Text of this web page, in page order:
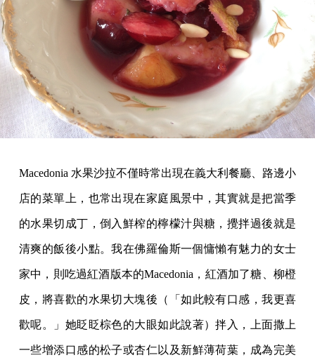
Macedonia 水果沙拉不僅時常出現在義大利餐廳、路邊小
店的菜單上，也常出現在家庭風景中，其實就是把當季
的水果切成丁，倒入鮮榨的檸檬汁與糖，攪拌過後就是
清爽的飯後小點。我在佛羅倫斯一個慵懶有魅力的女士
家中，則吃過紅酒版本的Macedonia，紅酒加了糖、柳橙
皮，將喜歡的水果切大塊後（「如此較有口感，我更喜
歡呢。」她眨眨棕色的大眼如此說著）拌入，上面撒上
一些增添口感的松子或杏仁以及新鮮薄荷葉，成為完美